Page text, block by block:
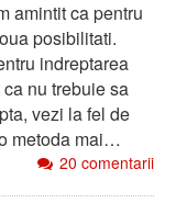
amintit ca pentru
posibilitati.
indreptarea
nu trebuie sa
vezi la fel de
metoda mai…
20 comentarii